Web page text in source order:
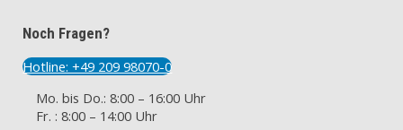
Noch Fragen?
Hotline: +49 209 98070-0
Mo. bis Do.: 8:00 – 16:00 Uhr
Fr. : 8:00 – 14:00 Uhr